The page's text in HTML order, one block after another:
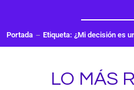
Portada Etiqueta: ¿Mi decisión es
LO MÁS